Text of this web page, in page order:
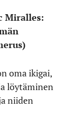
Miralles:
oma ikigai,
löytäminen
niiden